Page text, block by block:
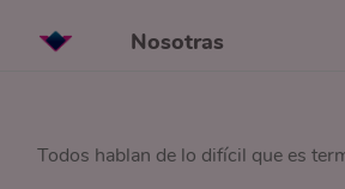
Nosotras
Todos hablan de lo difícil que es